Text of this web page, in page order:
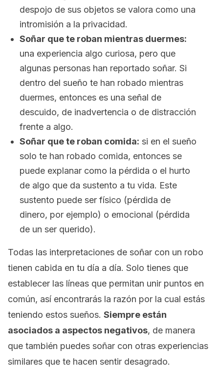
despojo de sus objetos se valora como una
intromisión a la privacidad.
Soñar que te roban mientras duermes:
una experiencia algo curiosa, pero que
algunas personas han reportado soñar. Si
dentro del sueño te han robado mientras
duermes, entonces es una señal de
descuido, de inadvertencia o de distracción
frente a algo.
Soñar que te roban comida: si en el sueño
solo te han robado comida, entonces se
puede explanar como la pérdida o el hurto
de algo que da sustento a tu vida. Este
sustento puede ser físico (pérdida de
dinero, por ejemplo) o emocional (pérdida
de un ser querido).
Todas las interpretaciones de soñar con un robo
tienen cabida en tu día a día. Solo tienes que
establecer las líneas que permitan unir puntos en
común, así encontrarás la razón por la cual estás
teniendo estos sueños. Siempre están
asociados a aspectos negativos, de manera
que también puedes soñar con otras experiencias
similares que te hacen sentir desagrado.